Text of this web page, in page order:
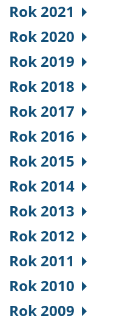
Rok 2021
Rok 2020
Rok 2019
Rok 2018
Rok 2017
Rok 2016
Rok 2015
Rok 2014
Rok 2013
Rok 2012
Rok 2011
Rok 2010
Rok 2009